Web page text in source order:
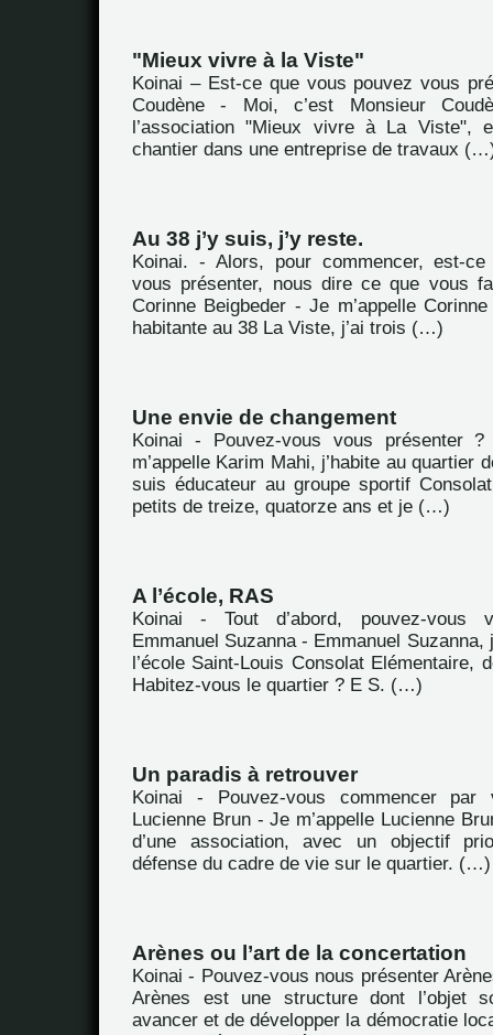
"Mieux vivre à la Viste"
Koinai – Est-ce que vous pouvez vous
Coudène - Moi, c’est Monsieur
l’association "Mieux vivre à La Viste",
chantier dans une entreprise de travaux
Au 38 j’y suis, j’y reste.
Koinai. - Alors, pour commencer, est-
vous présenter, nous dire ce que vous
Corinne Beigbeder - Je m’appelle
habitante au 38 La Viste, j’ai trois (…)
Une envie de changement
Koinai - Pouvez-vous vous présenter
m’appelle Karim Mahi, j’habite au quartier
suis éducateur au groupe sportif
petits de treize, quatorze ans et je (…)
A l’école, RAS
Koinai - Tout d’abord, pouvez-vous
Emmanuel Suzanna - Emmanuel
l’école Saint-Louis Consolat Elémentaire,
Habitez-vous le quartier ? E S. (…)
Un paradis à retrouver
Koinai - Pouvez-vous commencer par
Lucienne Brun - Je m’appelle Lucienne
d’une association, avec un objectif
défense du cadre de vie sur le quartier. (…)
Arènes ou l’art de la concertation
Koinai - Pouvez-vous nous présenter
Arènes est une structure dont l’objet
avancer et de développer la démocratie